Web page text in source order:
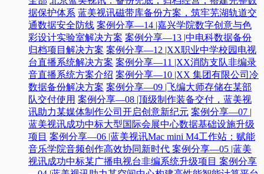
据保护体系 蓝美视讯磁带库备份方案，筑牢芜湖轨道交
通数据安全防线 案例分享—14 |嘉兴学院数字创意与色
彩设计实验室解决方案 案例分享—13 |中电科数据备份
归档项目解决方案 案例分享—12 |XX职业中学校园电视
台直播系统解决方案 案例分享—11 |XX消防支队非编录
音直播系统方案介绍 案例分享—10 |XX 集团有限公司冷
数据备份解决方案 案例分享—09 |飞编大师存储在某部
队交付使用 案例分享—08 |顶级制作装备交付，蓝美视
讯助力某媒体制作公司开启创意新纪元 案例分享—07 |
蓝美视讯成功中标大型国际会展中心数据基础设施升级
项目 案例分享—06 |蓝美视讯Mac mini M4工作站：赋能
音乐学院音频创作高效协同新时代​ 案例分享—05 |蓝美
视讯成功中标某广播电视台非编系统升级项目​ 案例分享